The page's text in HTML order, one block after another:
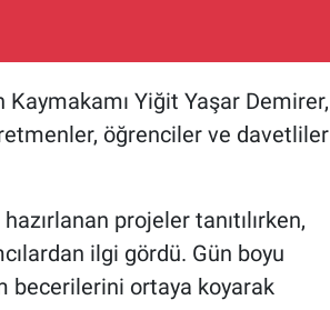
Yiğit Yaşar Demirer,
öğrenciler ve davetliler
projeler tanıtılırken,
ilgi gördü. Gün boyu
becerilerini ortaya koyarak